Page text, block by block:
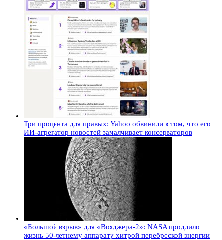
Три процента для правых: Yahoo обвинили в том, что его
ИИ-агрегатор новостей замалчивает консерваторов
«Большой взрыв» для «Вояджера-2»: NASA продлило
жизнь 50-летнему аппарату хитрой переброской энергии